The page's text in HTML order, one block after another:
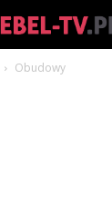
Obudowy